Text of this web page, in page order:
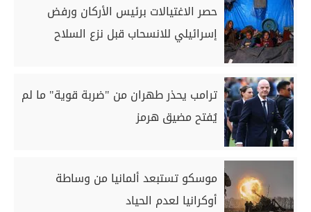
حصر الاغتيالات برئيس الأركان ورفض
إسرائيلي للانسحاب قبل نزع السلاح
ترامب يحذر طهران من "ضربة قوية" ما لم
يُفتح مضيق هرمز
موسكو تستبعد ألمانيا من وساطة
أوكرانيا لعدم الحياد